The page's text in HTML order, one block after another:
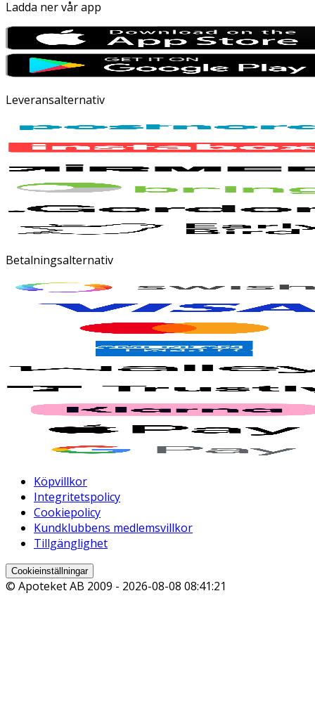
Ladda ner vår app
Leveransalternativ
Betalningsalternativ
Köpvillkor
Integritetspolicy
Cookiepolicy
Kundklubbens medlemsvillkor
Tillgänglighet
Cookieinställningar
© Apoteket AB 2009 - 2026-08-08 08:41:21